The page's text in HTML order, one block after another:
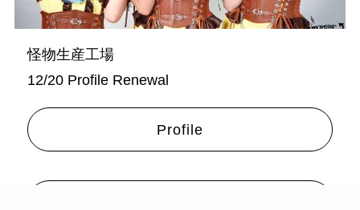
怪物生産工場
12/20 Profile Renewal
Profile